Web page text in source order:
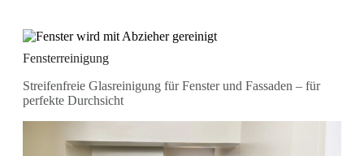
Fensterreinigung
Streifenfreie Glasreinigung für Fenster und Fassaden – für
perfekte Durchsicht